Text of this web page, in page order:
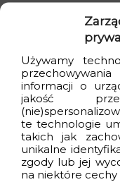
Używamy
informacji o
jakość
te technologie
takich jak
unikalne
zgody lub jej
na niektóre cechy
Kupujesz
ekologiczny
Dostawagratis
Czas realizacji
Wizualizacje